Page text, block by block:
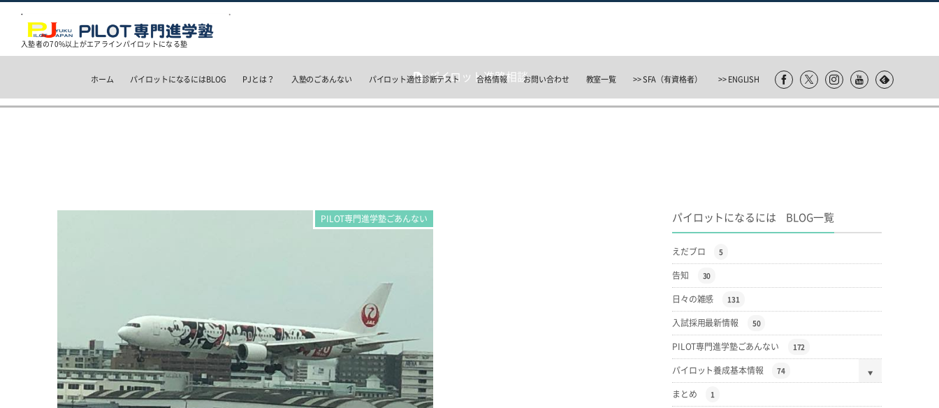
入塾者の70%以上がエアラインパイロットになる塾
ホーム パイロットになるにはBLOG PJとは？ 入塾のごあんない パイロット適性診断テスト 合格情報 お問い合わせ 教室一覧 >> SFA（有資格者） >> ENGLISH
パイロット進路相談
PILOT専門進学塾ごあんない パイロットになるには BLOG一覧
えだブロ 5
告知 30
日々の雑感 131
入試採用最新情報 50
PILOT専門進学塾ごあんない 172
パイロット養成基本情報 74
まとめ 1